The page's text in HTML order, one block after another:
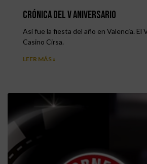
Crónica del V aniversario
Así fue la fiesta del año en Valencia. El
Casino Cirsa.
LEER MÁS »